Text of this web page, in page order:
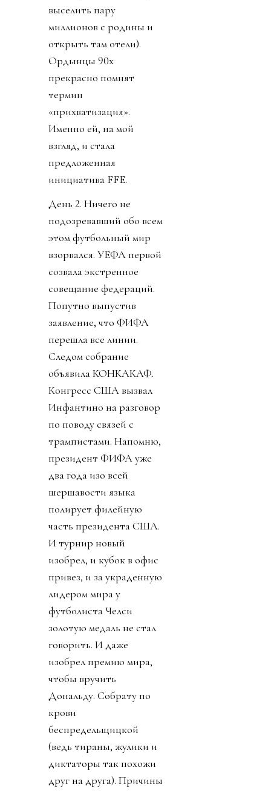
выселить пару
миллионов с родины и
открыть там отели).
Ордынцы 90х
прекрасно помнят
термин
«прихватизация».
Именно ей, на мой
взгляд, и стала
предложенная
инициатива FFE.
День 2. Ничего не
подозревавший обо всем
этом футбольный мир
взорвался. УЕФА первой
созвала экстренное
совещание федераций.
Попутно выпустив
заявление, что ФИФА
перешла все линии.
Следом собрание
объявила КОНКАКАФ.
Конгресс США вызвал
Инфантино на разговор
по поводу связей с
трампистами. Напомню,
президент ФИФА уже
два года изо всей
шершавости языка
полирует филейную
часть президента США.
И турнир новый
изобрел, и кубок в офис
привез, и за украденную
лидером мира у
футболиста Челси
золотую медаль не стал
говорить. И даже
изобрел премию мира,
чтобы вручить
Дональду. Собрату по
крови
беспредельщицкой
(ведь тираны, жулики и
диктаторы так похожи
друг на друга). Причины